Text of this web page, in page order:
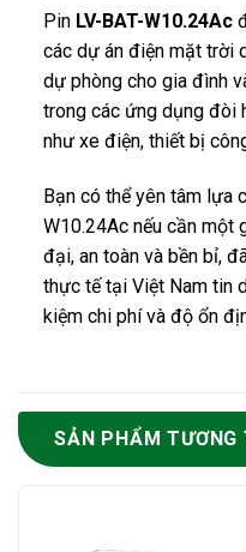
Pin LV-BAT-W10.24Ac
các dự án điện mặt trời
dự phòng cho gia đình
trong các ứng dụng đòi
như xe điện, thiết bị
Bạn có thể yên tâm lựa
W10.24Ac nếu cần một
đại, an toàn và bền bỉ,
thực tế tại Việt Nam tin
kiệm chi phí và độ ổn
SẢN PHẨM TƯƠNG